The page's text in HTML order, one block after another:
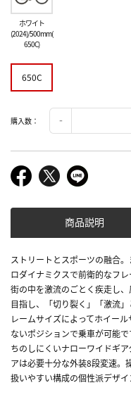
ホワイト
(2024)/500mm(
650C)
650C
購入数：
商品説明
ストリートとスポーツの融合
ロダイナミクスで前衛的なフ
街の中を激流のごとく疾走し
目指し、「切り裂く」「激流
レームサイズによってホイー
ないポジションで乗車が可能
ちのしにくいナローワイドギ
アは必要十分な外装8段変速。
扱いやすい構成の個性派デザイ